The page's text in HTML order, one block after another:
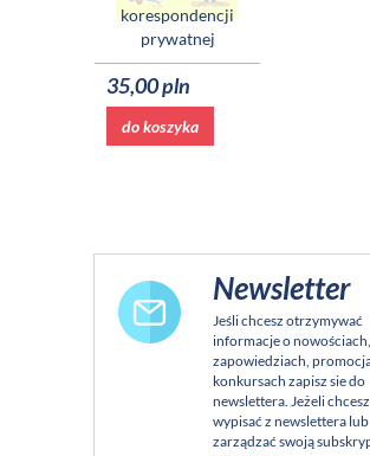
korespondencji
prywatnej
35,00 pln
do koszyka
Newsletter
Jeśli chcesz otrzymywać
informacje o nowościach,
zapowiedziach,
konkursach zapisz sie do
newslettera. Jeżeli
wypisać z newslettera lub
zarządzać swoją